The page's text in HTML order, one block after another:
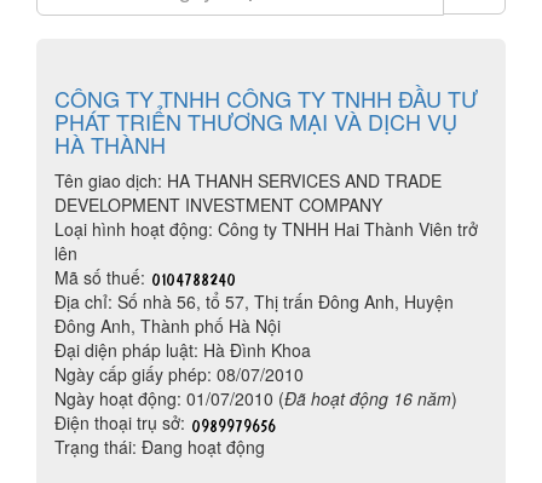
CÔNG TY TNHH CÔNG TY TNHH ĐẦU TƯ
PHÁT TRIỂN THƯƠNG MẠI VÀ DỊCH VỤ
HÀ THÀNH
Tên giao dịch: HA THANH SERVICES AND TRADE
DEVELOPMENT INVESTMENT COMPANY
Loại hình hoạt động: Công ty TNHH Hai Thành Viên trở
lên
Mã số thuế:
Địa chỉ: Số nhà 56, tổ 57, Thị trấn Đông Anh, Huyện
Đông Anh, Thành phố Hà Nội
Đại diện pháp luật: Hà Đình Khoa
Ngày cấp giấy phép: 08/07/2010
Ngày hoạt động: 01/07/2010 (Đã hoạt động 16 năm)
Điện thoại trụ sở:
Trạng thái: Đang hoạt động